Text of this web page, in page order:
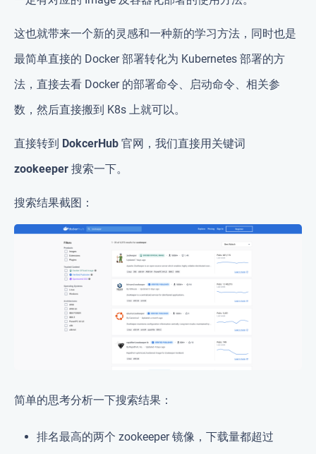
这也就带来一个新的灵感和一种新的学习方法，同时也是
最简单直接的 Docker 部署转化为 Kubernetes 部署的方
法，直接去看 Docker 的部署命令、启动命令、相关参
数，然后直接搬到 K8s 上就可以。
直接转到 DokcerHub 官网 ，我们直接用关键词
zookeeper 搜索一下。
搜索结果截图：
简单的思考分析一下搜索结果：
排名最高的两个 zookeeper 镜像，下载量都超过